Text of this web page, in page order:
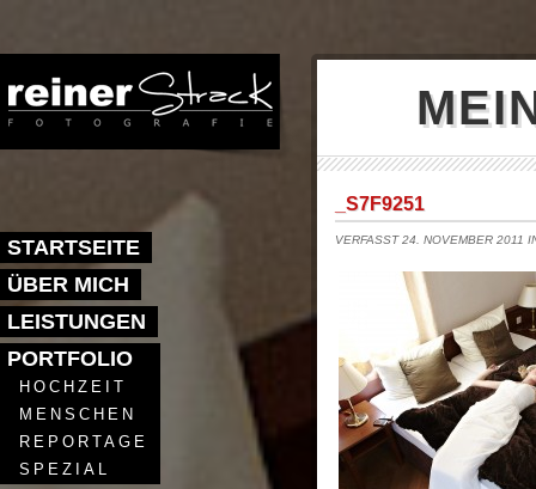
STARTSEITE
ÜBER MICH
LEISTUNGEN
PORTFOLIO
HOCHZEIT
MENSCHEN
REPORTAGE
SPEZIAL
_S7F9251
VERFASST 24. NOVEMBER 2011